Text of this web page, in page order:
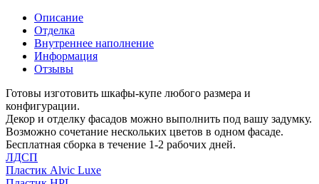
Описание
Отделка
Внутреннее наполнение
Информация
Отзывы
Готовы изготовить шкафы-купе любого размера и
конфигурации.
Декор и отделку фасадов можно выполнить под вашу задумку.
Возможно сочетание нескольких цветов в одном фасаде.
Бесплатная сборка в течение 1-2 рабочих дней.
ЛДСП
Пластик Alvic Luxe